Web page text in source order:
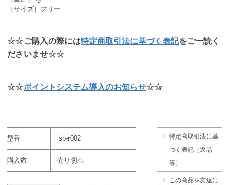
［サイズ］フリー
☆☆ご購入の際には特定商取引法に基づく表記をご一読く
ださいませ☆☆
☆☆ポイントシステム導入のお知らせ☆☆
型番 isb-r002
購入数 売り切れ
特定商取引法に基
づく表記（返品
等）
この商品を友達に